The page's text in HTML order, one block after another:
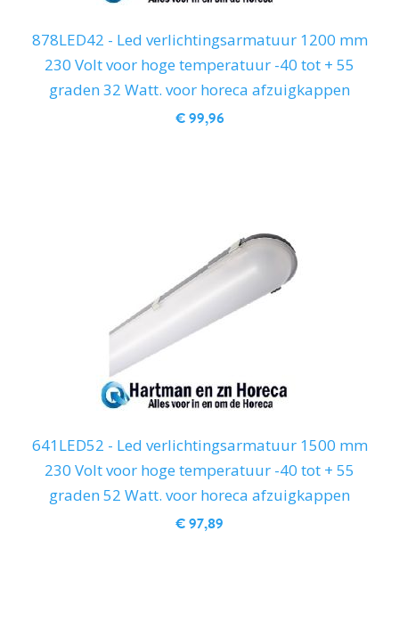
878LED42 - Led verlichtingsarmatuur 1200 mm
230 Volt voor hoge temperatuur -40 tot + 55
graden 32 Watt. voor horeca afzuigkappen
€ 99,96
641LED52 - Led verlichtingsarmatuur 1500 mm
230 Volt voor hoge temperatuur -40 tot + 55
graden 52 Watt. voor horeca afzuigkappen
€ 97,89